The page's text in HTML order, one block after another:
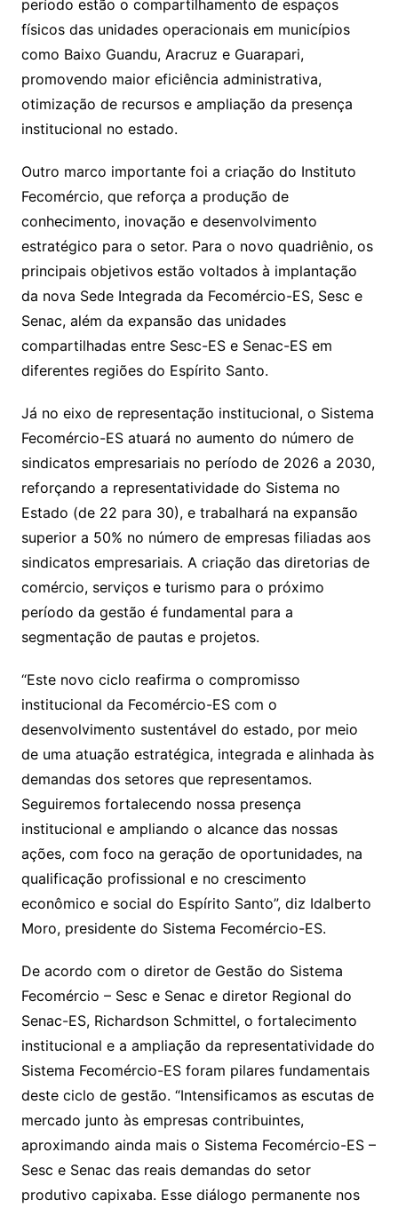
período estão o compartilhamento de espaços
físicos das unidades operacionais em municípios
como Baixo Guandu, Aracruz e Guarapari,
promovendo maior eficiência administrativa,
otimização de recursos e ampliação da presença
institucional no estado.
Outro marco importante foi a criação do Instituto
Fecomércio, que reforça a produção de
conhecimento, inovação e desenvolvimento
estratégico para o setor. Para o novo quadriênio, os
principais objetivos estão voltados à implantação
da nova Sede Integrada da Fecomércio-ES, Sesc e
Senac, além da expansão das unidades
compartilhadas entre Sesc-ES e Senac-ES em
diferentes regiões do Espírito Santo.
Já no eixo de representação institucional, o Sistema
Fecomércio-ES atuará no aumento do número de
sindicatos empresariais no período de 2026 a 2030,
reforçando a representatividade do Sistema no
Estado (de 22 para 30), e trabalhará na expansão
superior a 50% no número de empresas filiadas aos
sindicatos empresariais. A criação das diretorias de
comércio, serviços e turismo para o próximo
período da gestão é fundamental para a
segmentação de pautas e projetos.
“Este novo ciclo reafirma o compromisso
institucional da Fecomércio-ES com o
desenvolvimento sustentável do estado, por meio
de uma atuação estratégica, integrada e alinhada às
demandas dos setores que representamos.
Seguiremos fortalecendo nossa presença
institucional e ampliando o alcance das nossas
ações, com foco na geração de oportunidades, na
qualificação profissional e no crescimento
econômico e social do Espírito Santo”, diz Idalberto
Moro, presidente do Sistema Fecomércio-ES.
De acordo com o diretor de Gestão do Sistema
Fecomércio – Sesc e Senac e diretor Regional do
Senac-ES, Richardson Schmittel, o fortalecimento
institucional e a ampliação da representatividade do
Sistema Fecomércio-ES foram pilares fundamentais
deste ciclo de gestão. “Intensificamos as escutas de
mercado junto às empresas contribuintes,
aproximando ainda mais o Sistema Fecomércio-ES –
Sesc e Senac das reais demandas do setor
produtivo capixaba. Esse diálogo permanente nos